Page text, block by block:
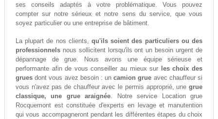
ses conseils adaptés à votre problématique. Vous pouvez
compter sur notre sérieux et notre sens du service, que vous
soyez particulier ou une entreprise de bâtiment.
La plupart de nos clients, qu'ils soient des particuliers ou des
professionnelsnous sollicitent lorsqu'ils ont un besoin urgent de
dépannage de grue. Nous avons une équipe sérieuse et
performante afin de vous conseiller au mieux sur
les choix des
gruesdont vous avez besoin : uncamion grue avec chauffeur si
vous n'avez pas de chauffeur avec le permis approprié, unegrue
classique, une grue araignée. Notre service Location grue
Rocquemont est constituée d'experts en levage et manutention
qui vous accompagneront pendant les différentes étapes du choix